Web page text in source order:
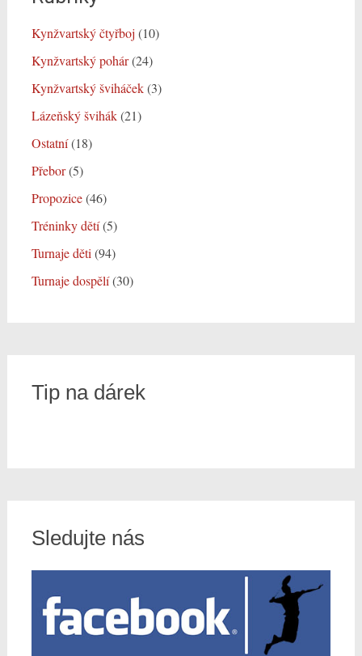
Kynžvartský čtyřboj (10)
Kynžvartský pohár(24)
Kynžvartský šviháček(3)
Lázeňský švihák(21)
Ostatní(18)
Přebor(5)
Propozice(46)
Tréninky dětí(5)
Turnaje děti(94)
Turnaje dospělí(30)
Tip na dárek
Sledujte nás